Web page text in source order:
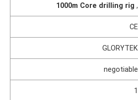
,
1000m Core drilling rig
CE
GLORYTEK
negotiable
1